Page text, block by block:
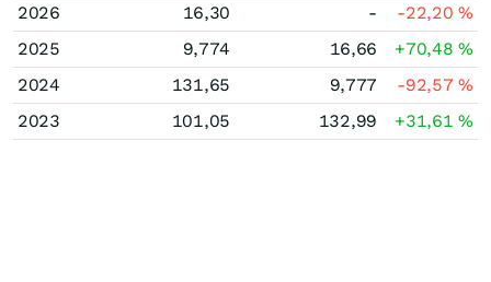
2026
16,30 - -22,20%
2025
9,774 16,66 +70,48%
2024
131,65 9,777 -92,57%
2023
101,05 132,99 +31,61%